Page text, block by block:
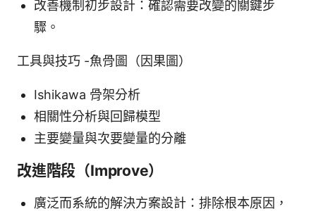
改善機制初步設計：確認需要改變的關鍵步
驟。
工具與技巧 -魚骨圖（因果圖）
Ishikawa 骨架分析
相關性分析與回歸模型
主要變量與次要變量的分離
改進階段（Improve）
廣泛而系統的解決方案設計：排除根本原因，